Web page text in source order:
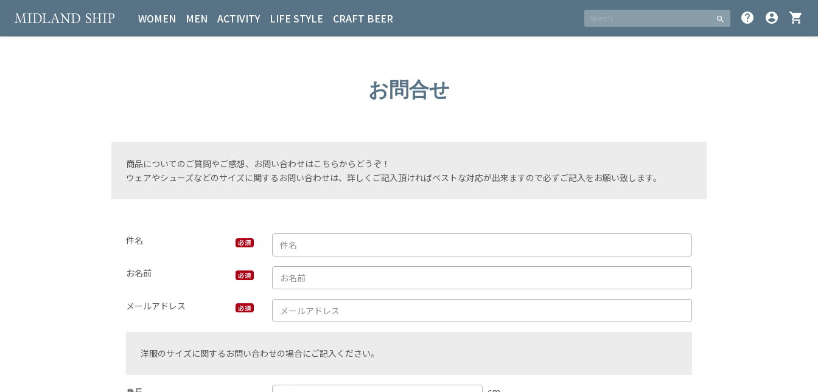
search help account_circle shopping_cart
WOMEN MEN ACTIVITY LIFE STYLE CRAFT BEER
お問合せ
商品についてのご質問やご感想、お問い合わせはこちらからどうぞ！
ウェアやシューズなどのサイズに関するお問い合わせは、詳しくご記入頂ければベストな対応が出来ますので必ずご記入をお願い致します。
件名 必須
お名前 必須
メールアドレス 必須
洋服のサイズに関するお問い合わせの場合にご記入ください。